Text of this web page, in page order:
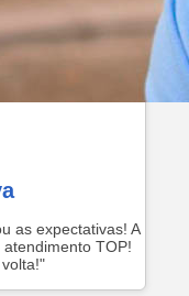
as expectativas! A
TOP!